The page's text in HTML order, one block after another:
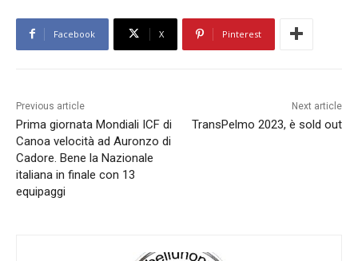
Facebook X Pinterest
Previous article
Prima giornata Mondiali ICF di
Canoa velocità ad Auronzo di
Cadore. Bene la Nazionale
italiana in finale con 13
equipaggi
Next article
TransPelmo 2023, è sold out